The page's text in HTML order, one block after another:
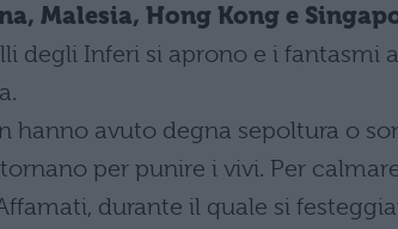
Malesia, Hong Kong e
degli Inferi si aprono e i fantasmi
hanno avuto degna sepoltura o
per punire i vivi. Per
durante il quale si